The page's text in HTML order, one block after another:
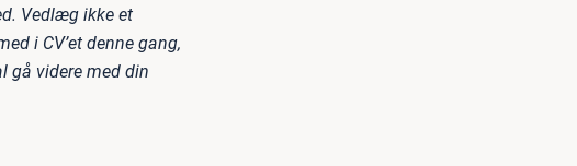
Vedlæg ikke et
i CV’et denne gang,
gå videre med din